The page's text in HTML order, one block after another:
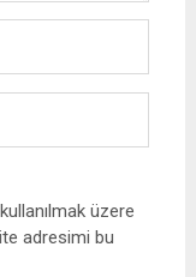
üzere
adresimi bu